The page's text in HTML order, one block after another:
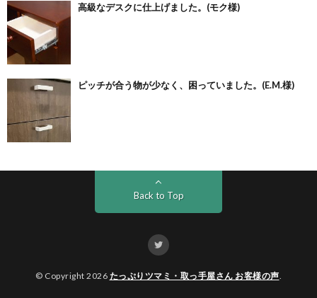
高級なデスクに仕上げました。(モク様)
ピッチが合う物が少なく、困っていました。(E.M.様)
Back to Top
© Copyright 2026 たっぷりツマミ・取っ手屋さん お客様の声